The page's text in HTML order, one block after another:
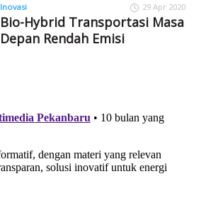
Inovasi 29 Apr 2020
Bio-Hybrid Transportasi Masa
Depan Rendah Emisi